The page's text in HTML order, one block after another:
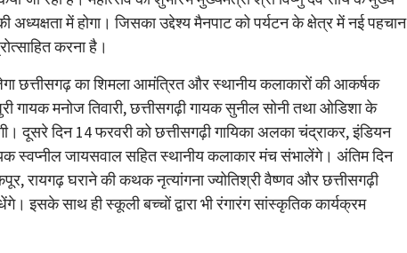
में होगा। जिसका उद्देश्य मैनपाट को पर्यटन के क्षेत्र में नई पहचान
करना है।
छत्तीसगढ़ का शिमला आमंत्रित और स्थानीय कलाकारों की आकर्षक
गायक मनोज तिवारी, छत्तीसगढ़ी गायक सुनील सोनी तथा ओडिशा के
दूसरे दिन 14 फरवरी को छत्तीसगढ़ी गायिका अलका चंद्राकर, इंडियन
स्वप्नील जायसवाल सहित स्थानीय कलाकार मंच संभालेंगे। अंतिम दिन
रायगढ़ घराने की कथक नृत्यांगना ज्योतिश्री वैष्णव और छत्तीसगढ़ी
इसके साथ ही स्कूली बच्चों द्वारा भी रंगारंग सांस्कृतिक कार्यक्रम